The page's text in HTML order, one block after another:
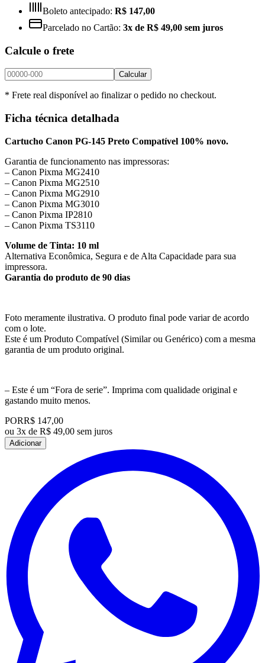
Boleto antecipado: R$ 147,00
Parcelado no Cartão: 3x de R$ 49,00 sem juros
Calcule o frete
Calcular
* Frete real disponível ao finalizar o pedido no checkout.
Ficha técnica detalhada
Cartucho Canon PG-145 Preto Compatível 100% novo.
Garantia de funcionamento nas impressoras:
– Canon Pixma MG2410
– Canon Pixma MG2510
– Canon Pixma MG2910
– Canon Pixma MG3010
– Canon Pixma IP2810
– Canon Pixma TS3110
Volume de Tinta: 10 ml
Alternativa Econômica, Segura e de Alta Capacidade para sua
impressora.
Garantia do produto de 90 dias
Foto meramente ilustrativa. O produto final pode variar de acordo
com o lote.
Este é um Produto Compatível (Similar ou Genérico) com a mesma
garantia de um produto original.
– Este é um “Fora de serie”. Imprima com qualidade original e
gastando muito menos.
PORR$ 147,00
ou 3x de R$ 49,00 sem juros
Adicionar